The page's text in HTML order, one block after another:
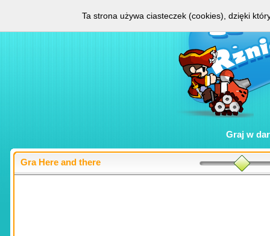
Graj w
Gra Here and there
Ta strona używa ciasteczek (cookies), dzięki